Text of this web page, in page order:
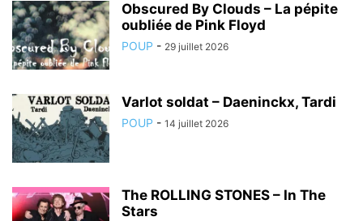
Obscured By Clouds – La pépite
oubliée de Pink Floyd
POUP - 29 juillet 2026
Varlot soldat – Daeninckx, Tardi
POUP - 14 juillet 2026
The ROLLING STONES – In The
Stars